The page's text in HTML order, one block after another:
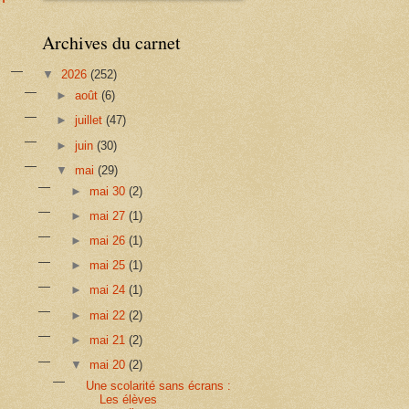
Archives du carnet
▼ 2026 (252)
►août(6)
► juillet(47)
►juin(30)
▼ mai(29)
► mai 30 (2)
► mai 27 (1)
► mai 26 (1)
► mai 25 (1)
► mai 24 (1)
► mai 22 (2)
► mai 21 (2)
▼ mai 20 (2)
Une scolarité sans écrans :
Les élèves